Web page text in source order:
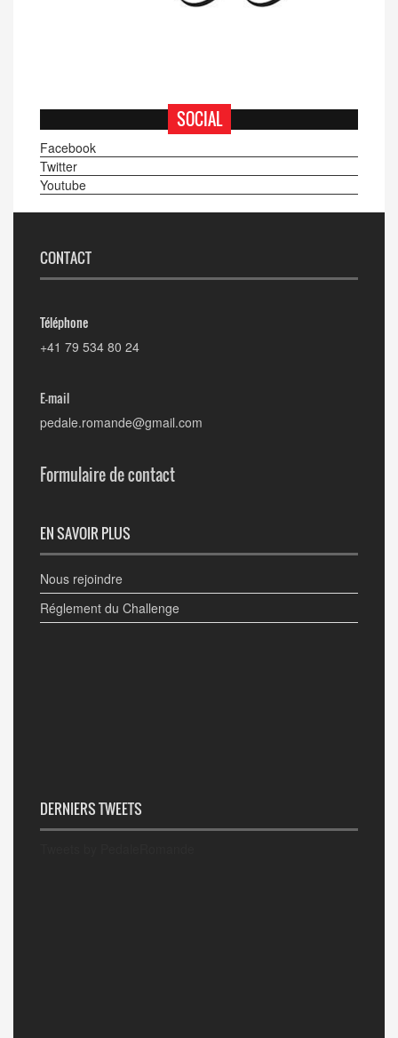
SOCIAL
Facebook
Twitter
Youtube
CONTACT
Téléphone
+41 79 534 80 24
E-mail
pedale.romande@gmail.com
Formulaire de contact
EN SAVOIR PLUS
Nous rejoindre
Réglement du Challenge
DERNIERS TWEETS